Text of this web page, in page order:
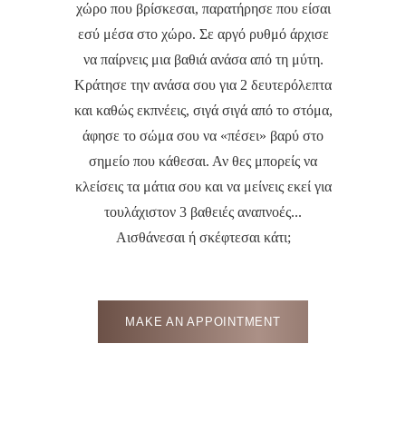
χώρο που βρίσκεσαι, παρατήρησε που είσαι
εσύ μέσα στο χώρο. Σε αργό ρυθμό άρχισε
να παίρνεις μια βαθιά ανάσα από τη μύτη.
Κράτησε την ανάσα σου για 2 δευτερόλεπτα
και καθώς εκπνέεις, σιγά σιγά από το στόμα,
άφησε το σώμα σου να «πέσει» βαρύ στο
σημείο που κάθεσαι. Αν θες μπορείς να
κλείσεις τα μάτια σου και να μείνεις εκεί για
τουλάχιστον 3 βαθειές αναπνοές...
Αισθάνεσαι ή σκέφτεσαι κάτι;
MAKE AN APPOINTMENT